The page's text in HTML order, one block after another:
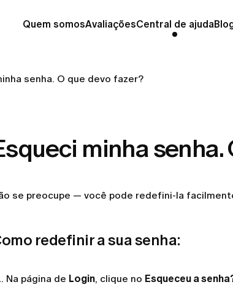
Quem somosAvaliaçõesCentral de ajuda
senha. O que devo fazer?
minha senha.
se preocupe — você pode redefini-la
redefinir a sua senha:
Na página de Login, clique no Esqueceu a